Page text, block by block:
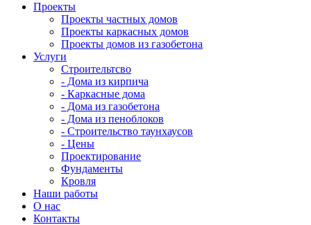
Проекты
Проекты частных домов
Проекты каркасных домов
Проекты домов из газобетона
Услуги
Строительтсво
- Дома из кирпича
- Каркасные дома
- Дома из газобетона
- Дома из пеноблоков
- Строительство таунхаусов
- Цены
Проектирование
Фундаменты
Кровля
Наши работы
О нас
Контакты